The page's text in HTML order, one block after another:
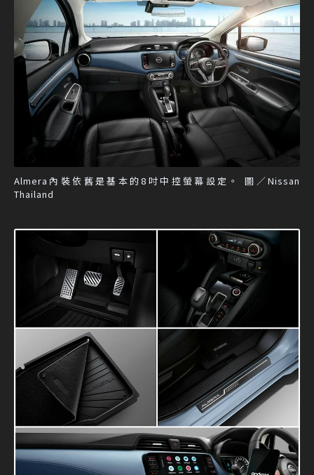
Almera內裝依舊是基本的8吋中控螢幕設定。 圖／Nissan
Thailand